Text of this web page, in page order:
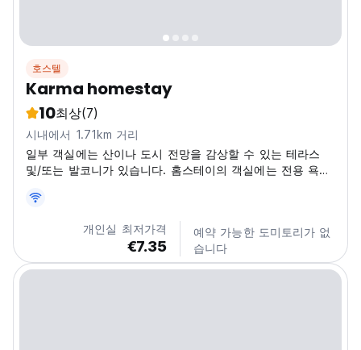
호스텔
Karma homestay
10최상(7)
시내에서 1.71km 거리
일부 객실에는 산이나 도시 전망을 감상할 수 있는 테라스
및/또는 발코니가 있습니다. 홈스테이의 객실에는 전용 욕실
개인실 최저가격
€7.35
예약 가능한 도미토리가 없
습니다